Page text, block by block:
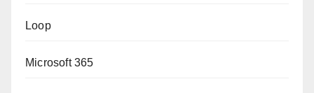
Loop
Microsoft 365